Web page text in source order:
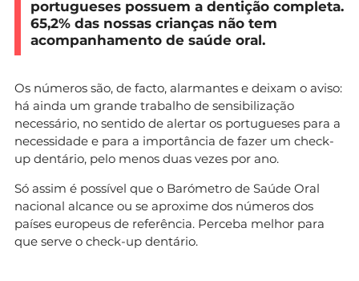
portugueses possuem a dentição completa.
65,2% das nossas crianças não tem
acompanhamento de saúde oral.
Os números são, de facto, alarmantes e deixam o aviso:
há ainda um grande trabalho de sensibilização
necessário, no sentido de alertar os portugueses para a
necessidade e para a importância de fazer um check-
up dentário, pelo menos duas vezes por ano.
Só assim é possível que o Barómetro de Saúde Oral
nacional alcance ou se aproxime dos números dos
países europeus de referência. Perceba melhor para
que serve o check-up dentário.